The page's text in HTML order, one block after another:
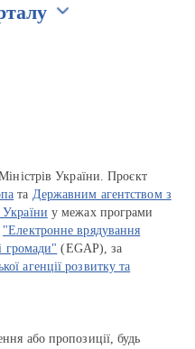
України. Проєкт
та Державним агентством з
у межах програми
"Електронне врядування
громади" (EGAP), за
агенції розвитку та
або пропозиції, будь